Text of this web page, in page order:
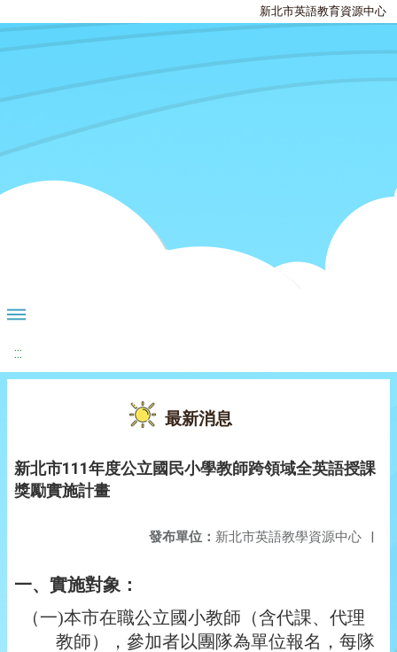
新北市英語教育資源中心
:::
最新消息
新北市111年度公立國民小學教師跨領域全英語授課
獎勵實施計畫
發布單位： 新北市英語教學資源中心 |
一、實施對象：
（一)本市在職公立國小教師（含代課、代理
教師），參加者以團隊為單位報名，每隊